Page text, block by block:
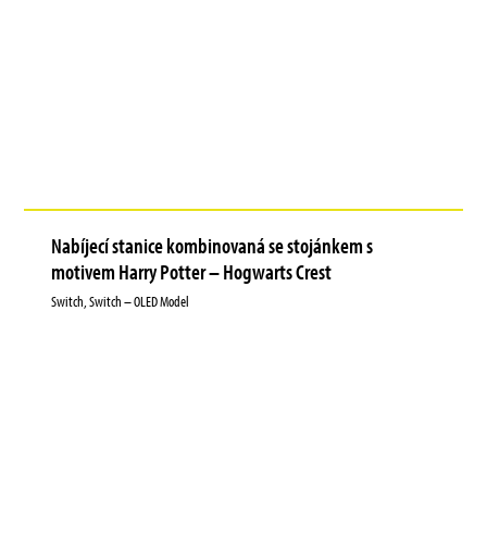
Nabíjecí stanice kombinovaná se stojánkem s
motivem Harry Potter – Hogwarts Crest
Switch, Switch – OLED Model